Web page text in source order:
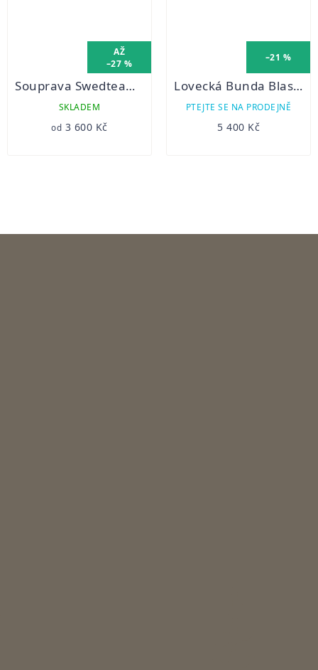
AŽ
–27 %
Souprava Swedteam Ridge Desolve Zero
SKLADEM
od 3 600 Kč
–21 %
Lovecká Bunda Blaser Vintage Activ
PTEJTE SE NA PRODEJNĚ
5 400 Kč